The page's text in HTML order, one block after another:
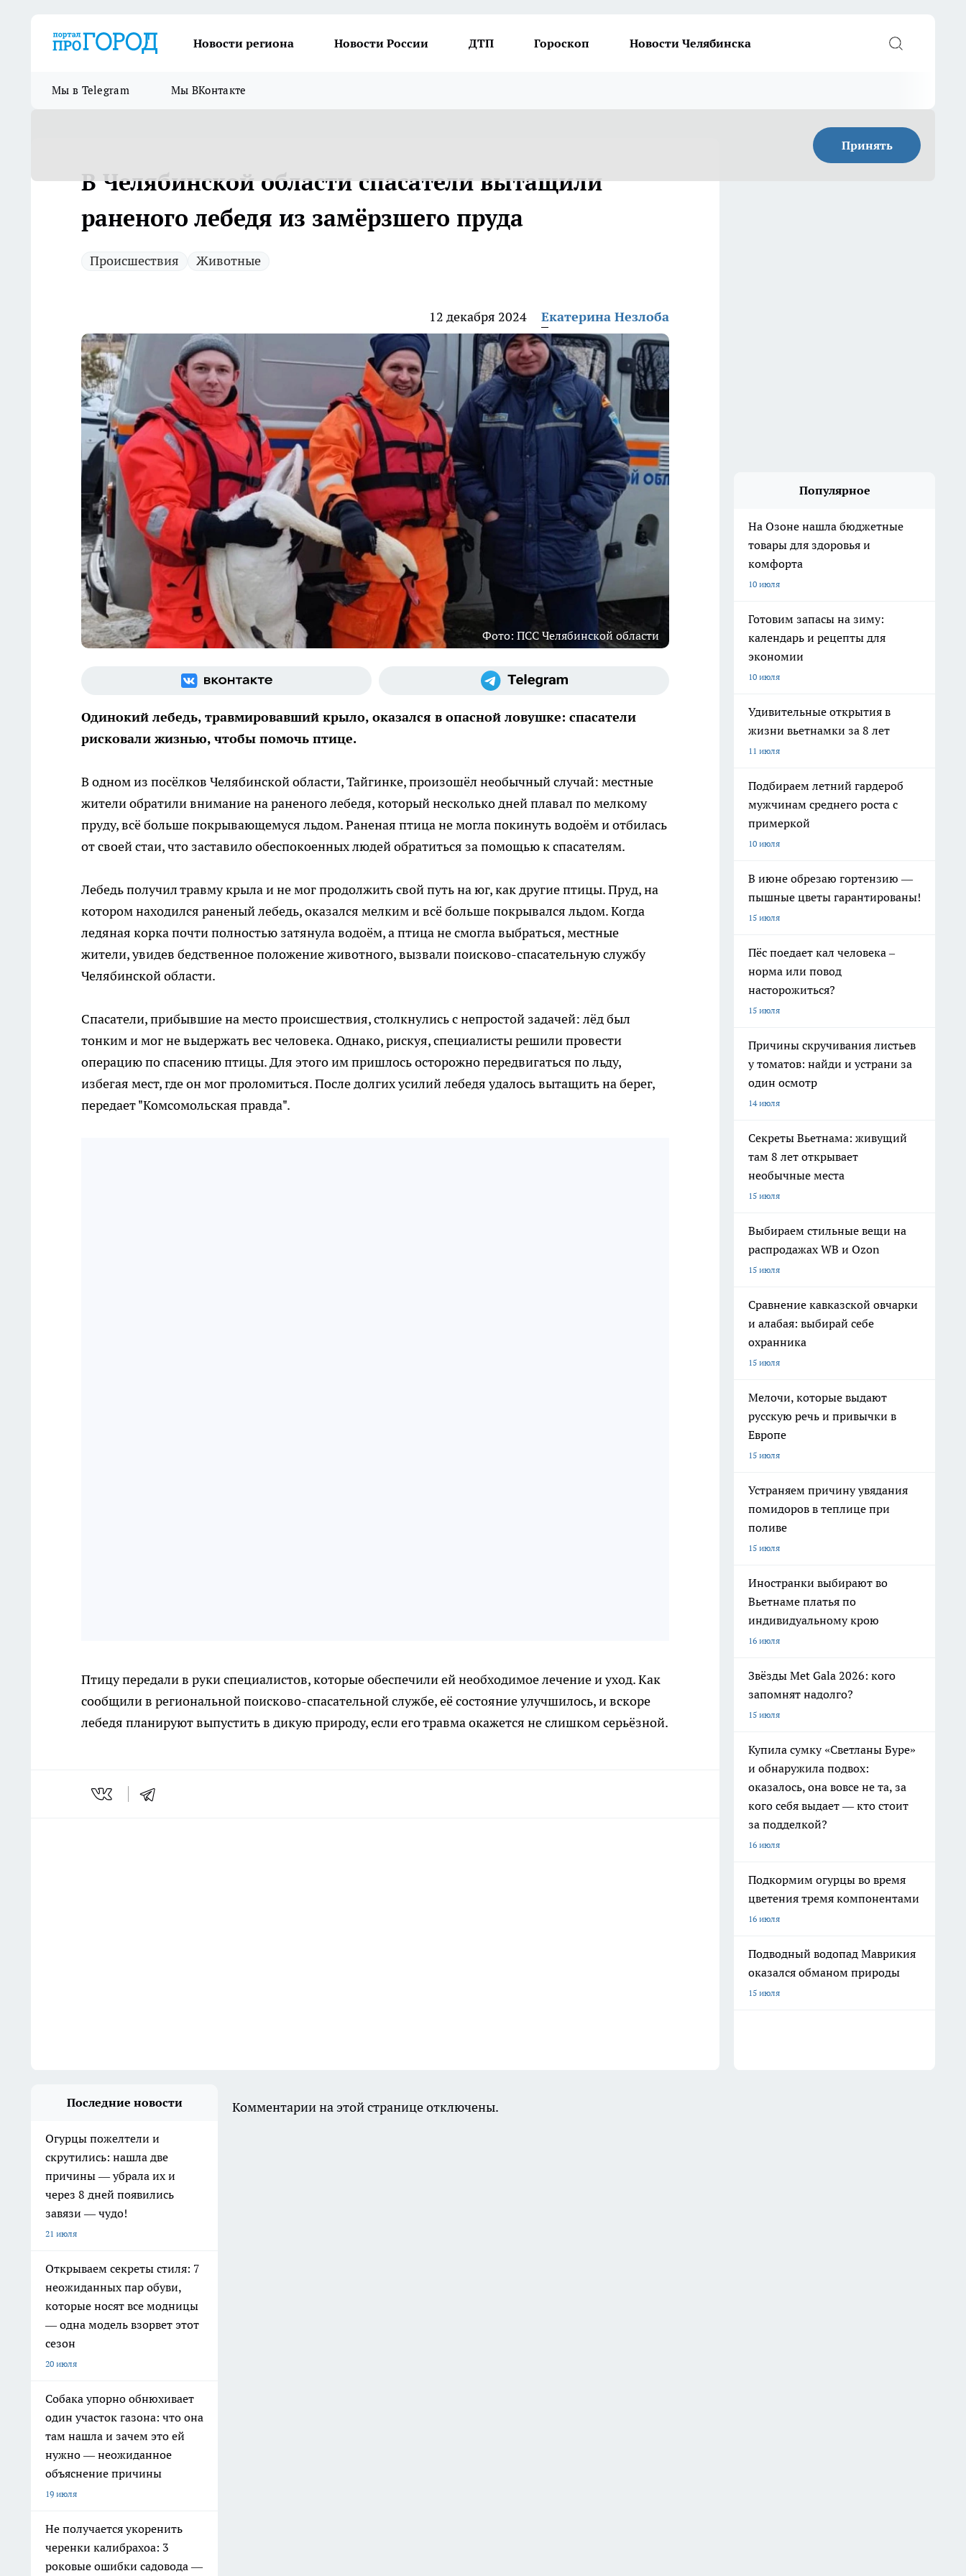
Новости региона Новости России ДТП Гороскоп Новости Челябинска
Мы в Telegram Мы ВКонтакте
Принять
В Челябинской области спасатели вытащили
раненого лебедя из замёрзшего пруда
Происшествия Животные
12 декабря 2024 Екатерина Незлоба
Фото: ПСС Челябинской области
Одинокий лебедь, травмировавший крыло, оказался в опасной ловушке: спасатели
рисковали жизнью, чтобы помочь птице.
В одном из посёлков Челябинской области, Тайгинке, произошёл необычный случай: местные
жители обратили внимание на раненого лебедя, который несколько дней плавал по мелкому
пруду, всё больше покрывающемуся льдом. Раненая птица не могла покинуть водоём и отбилась
от своей стаи, что заставило обеспокоенных людей обратиться за помощью к спасателям.
Лебедь получил травму крыла и не мог продолжить свой путь на юг, как другие птицы. Пруд, на
котором находился раненый лебедь, оказался мелким и всё больше покрывался льдом. Когда
ледяная корка почти полностью затянула водоём, а птица не смогла выбраться, местные
жители, увидев бедственное положение животного, вызвали поисково-спасательную службу
Челябинской области.
Спасатели, прибывшие на место происшествия, столкнулись с непростой задачей: лёд был
тонким и мог не выдержать вес человека. Однако, рискуя, специалисты решили провести
операцию по спасению птицы. Для этого им пришлось осторожно передвигаться по льду,
избегая мест, где он мог проломиться. После долгих усилий лебедя удалось вытащить на берег,
передает "Комсомольская правда".
Птицу передали в руки специалистов, которые обеспечили ей необходимое лечение и уход. Как
сообщили в региональной поисково-спасательной службе, её состояние улучшилось, и вскоре
лебедя планируют выпустить в дикую природу, если его травма окажется не слишком серьёзной.
Популярное
На Озоне нашла бюджетные
товары для здоровья и
комфорта
10 июля
Готовим запасы на зиму:
календарь и рецепты для
экономии
10 июля
Удивительные открытия в
жизни вьетнамки за 8 лет
11 июля
Подбираем летний гардероб
мужчинам среднего роста с
примеркой
10 июля
В июне обрезаю гортензию —
пышные цветы гарантированы!
15 июля
Пёс поедает кал человека –
норма или повод
насторожиться?
15 июля
Причины скручивания листьев
у томатов: найди и устрани за
один осмотр
14 июля
Секреты Вьетнама: живущий
там 8 лет открывает
необычные места
15 июля
Выбираем стильные вещи на
распродажах WB и Ozon
15 июля
Сравнение кавказской овчарки
и алабая: выбирай себе
охранника
15 июля
Мелочи, которые выдают
русскую речь и привычки в
Европе
15 июля
Устраняем причину увядания
помидоров в теплице при
поливе
15 июля
Иностранки выбирают во
Вьетнаме платья по
индивидуальному крою
16 июля
Звёзды Met Gala 2026: кого
запомнят надолго?
15 июля
Купила сумку «Светланы Буре»
и обнаружила подвох:
оказалось, она вовсе не та, за
кого себя выдает — кто стоит
за подделкой?
16 июля
Подкормим огурцы во время
цветения тремя компонентами
16 июля
Подводный водопад Маврикия
оказался обманом природы
15 июля
Последние новости
Огурцы пожелтели и
скрутились: нашла две
причины — убрала их и
через 8 дней появились
завязи — чудо!
21 июля
Открываем секреты стиля: 7
неожиданных пар обуви,
которые носят все модницы
— одна модель взорвет этот
сезон
20 июля
Собака упорно обнюхивает
один участок газона: что она
там нашла и зачем это ей
нужно — неожиданное
объяснение причины
19 июля
Не получается укоренить
черенки калибрахоа: 3
роковые ошибки садовода —
Комментарии на этой странице отключены.